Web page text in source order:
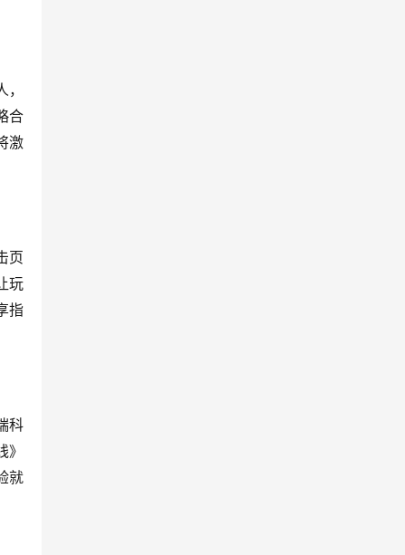
合
激
页
玩
指
科
就